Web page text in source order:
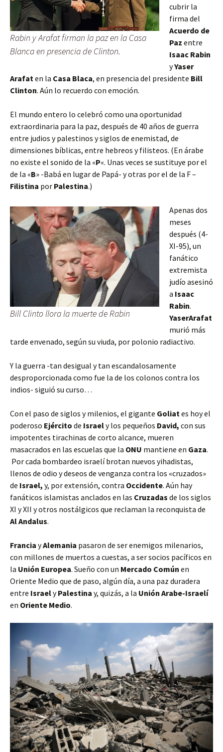
Rabin y Arafat firman la paz en la Casa
Blanca en presencia de Clinton.
cubrir la
firma del
Acuerdo de
Paz entre
Isaac Rabin
yYaser
Arafat en la Casa Blaca, en presencia del presidente Bill
Clinton. Aún lo recuerdo con emoción.
El mundo entero lo celebró como una oportunidad
extraordinaria para la paz, después de 40 años de guerra
entre judios y palestinos y siglos de enemistad, de
dimensiones bíblicas, entre hebreos y filisteos. (En árabe
no existe el sonido de la «P«. Unas veces se sustituye por el
de la «B» -Babá en lugar de Papá- y otras por el de la F –
Filistina por Palestina.)
Bill Clinto llora la muerte de Rabin
Apenas dos
meses
después (4-
XI-95), un
fanático
extremista
judío asesinó
a Isaac
Rabin.
YaserArafat
murió más
tarde envenado, según su viuda, por polonio radiactivo.
Y la guerra -tan desigual y tan escandalosamente
desproporcionada como fue la de los colonos contra los
indios- siguió su curso…
Con el paso de siglos y milenios, el gigante Goliat es hoy el
poderoso Ejército de Israely los pequeños David, con sus
impotentes tirachinas de corto alcance, mueren
masacrados en las escuelas que la ONU mantiene en Gaza.
Por cada bombardeo israelí brotan nuevos yihadistas,
llenos de odio y deseos de venganza contra los «cruzados»
de Israel, y, por extensión, contra Occidente. Aún hay
fanáticos islamistas anclados en las Cruzadas de los siglos
XI y XII y otros nostálgicos que reclaman la reconquista de
Al Andalus.
Francia yAlemania pasaron de ser enemigos milenarios,
con millones de muertos a cuestas, a ser socios pacíficos en
la Unión Europea. Sueño con un Mercado Común en
Oriente Medio que de paso, algún día, a una paz duradera
entre IsraelyPalestina y, quizás, a la Unión Arabe-Israelí
en Oriente Medio.